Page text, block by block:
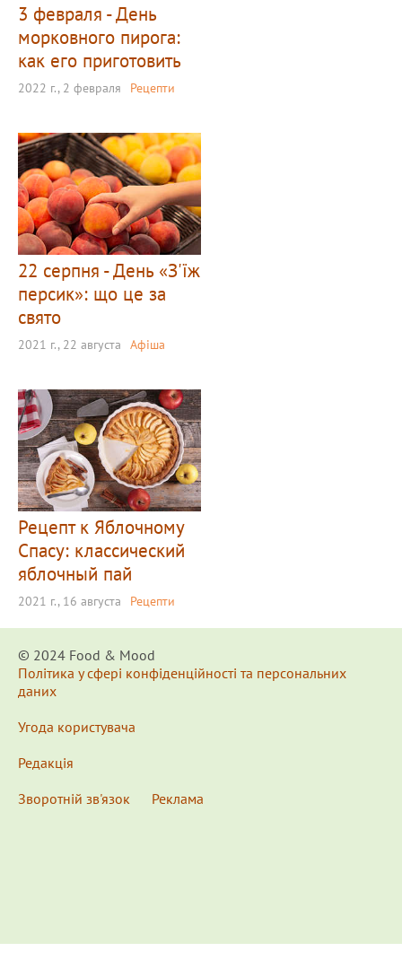
3 февраля - День
морковного пирога:
как его приготовить
2022 г., 2 февраля Рецепти
22 серпня - День «З'їж
персик»: що це за
свято
2021 г., 22 августа Афіша
Рецепт к Яблочному
Спасу: классический
яблочный пай
2021 г., 16 августа Рецепти
© 2024 Food & Мood
Політика у сфері конфіденційності та персональних
даних
Угода користувача
Редакція
Зворотній зв'язок
Реклама